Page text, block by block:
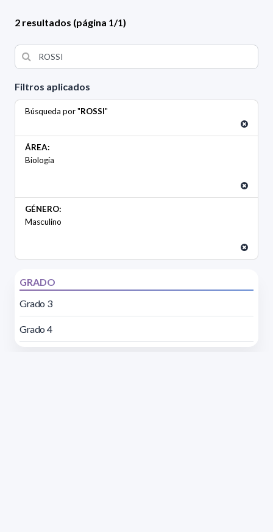
Filtros aplicados
Búsqueda por "ROSSI"
ÁREA:
Biología
GÉNERO:
Masculino
GRADO
Grado 3
Grado 4
2 resultados (página 1/1)